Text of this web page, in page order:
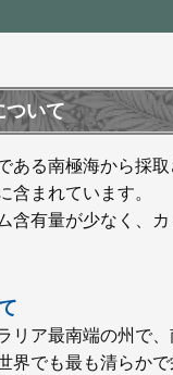
ついて
ある南極海から採
含まれています。
含有量が少なく、
リア最南端の州で
界でも最も清らか